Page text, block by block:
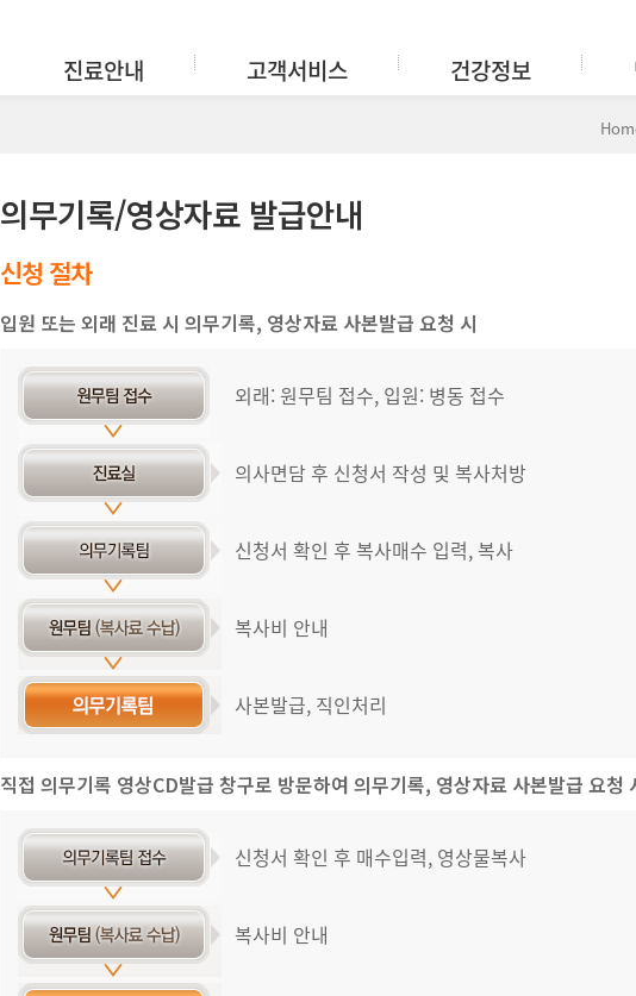
진료안내 고객서비스 건강정보
의무기록/영상자료 발급안내
신청 절차
입원 또는 외래 진료 시 의무기록, 영상자료 사본발급 요청 시
외래: 원무팀 접수, 입원: 병동 접수
의사면담 후 신청서 작성 및 복사처방
신청서 확인 후 복사매수 입력, 복사
복사비 안내
사본발급, 직인처리
직접 의무기록 영상CD발급 창구로 방문하여 의무기록, 영상자료 사본발급 요청
신청서 확인 후 매수입력, 영상물복사
복사비 안내